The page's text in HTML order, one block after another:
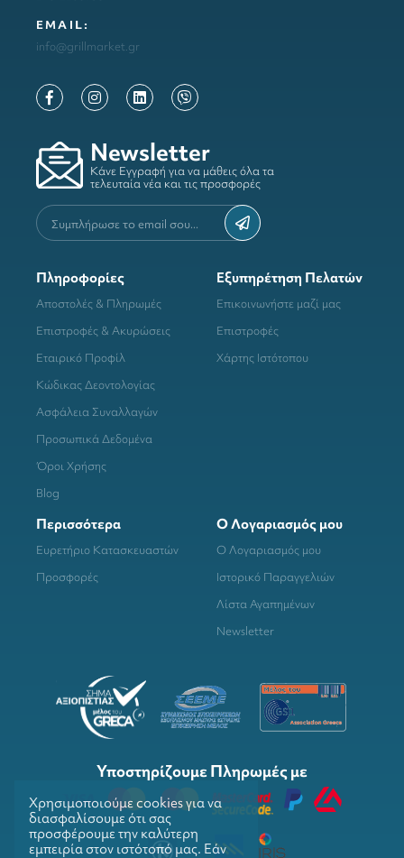
ΕΜΑΙL:
info@grillmarket.gr
Newsletter
Κάνε Εγγραφή για να μάθεις όλα τα
τελευταία νέα και τις προσφορές
Πληροφορίες
Αποστολές & Πληρωμές
Επιστροφές & Ακυρώσεις
Εταιρικό Προφίλ
Κώδικας Δεοντολογίας
Ασφάλεια Συναλλαγών
Προσωπικά Δεδομένα
Όροι Χρήσης
Blog
Εξυπηρέτηση Πελατών
Επικοινωνήστε μαζί μας
Επιστροφές
Χάρτης Ιστότοπου
Περισσότερα
Ευρετήριο Κατασκευαστών
Προσφορές
Ο Λογαριασμός μου
Ο Λογαριασμός μου
Ιστορικό Παραγγελιών
Λίστα Αγαπημένων
Newsletter
Υποστηρίζουμε Πληρωμές με
Χρησιμοποιούμε cookies για να
διασφαλίσουμε ότι σας
προσφέρουμε την καλύτερη
εμπειρία στον ιστότοπό μας. Εάν